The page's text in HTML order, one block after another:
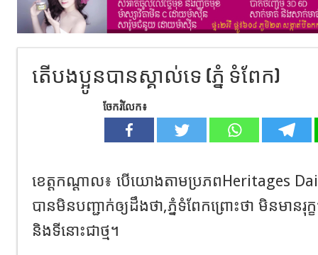
តើបងប្អូនបានស្គាល់ទេ (ភ្នំ ទំពែក)
ចែករំលែក៖
ខេត្តកណ្ដាល៖ បើយោងតាមប្រភព​Heritages
បានមិនបញ្ជាក់ឲ្យដឹងថា,ភ្នំទំពែកព្រោះថា មិនមានរុក្
និងទីនោះជាថ្ម។